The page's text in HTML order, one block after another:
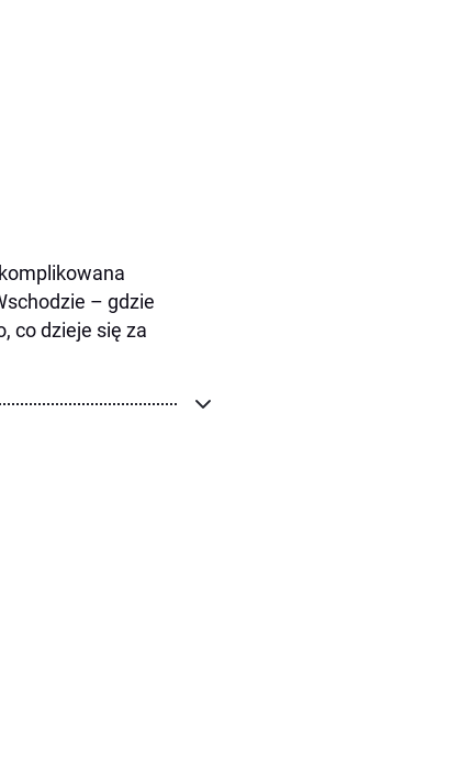
– gdzie
co dzieje się za